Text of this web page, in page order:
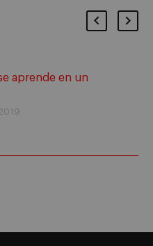
aprende en un